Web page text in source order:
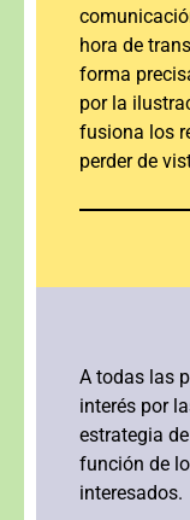
hora de
forma
por la
fusiona los
perder de
A todas las
interés por
estrategia
función de
interesados.